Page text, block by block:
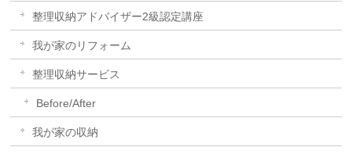
整理収納アドバイザー2級認定講座
我が家のリフォーム
整理収納サービス
Before/After
我が家の収納